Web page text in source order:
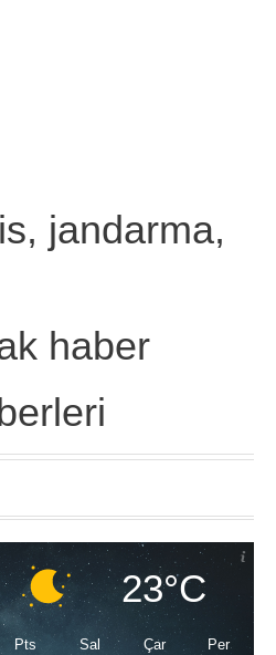
jandarma,
haber
23°C
Pts Sal Çar Per